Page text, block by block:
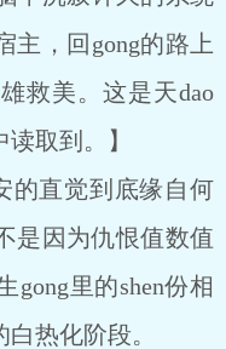
主，回gong的路上
救美。这是天dao
取到。】
直觉到底缘自何
是因为仇恨值数值
gong里的shen份相
热化阶段。